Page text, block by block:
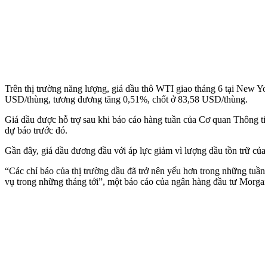
Trên thị trường năng lượng, giá dầu thô WTI giao tháng 6 tại New
USD/thùng, tương đương tăng 0,51%, chốt ở 83,58 USD/thùng.
Giá dầu được hỗ trợ sau khi báo cáo hàng tuần của Cơ quan
dự báo trước đó.
Gần đây, giá dầu đương đầu với áp lực giảm vì lượng dầu tồn trữ
“Các chỉ báo của thị trường dầu đã trở nên yếu hơn trong những
vụ trong những tháng tới”, một báo cáo của ngân hàng đầu tư